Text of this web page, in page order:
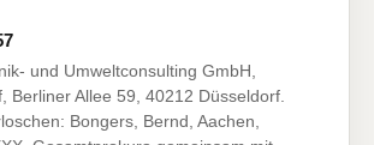
und Umweltconsulting GmbH,
Berliner Allee 59, 40212 Düsseldorf.
Bongers, Bernd, Aachen,